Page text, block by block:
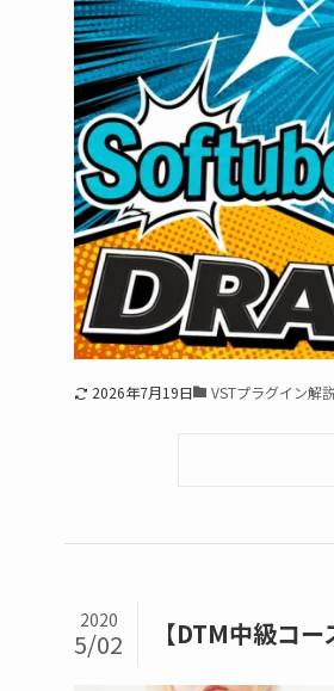
2026年7月19日 VSTプラグイン解
【DTM中級コ
2020
5/02